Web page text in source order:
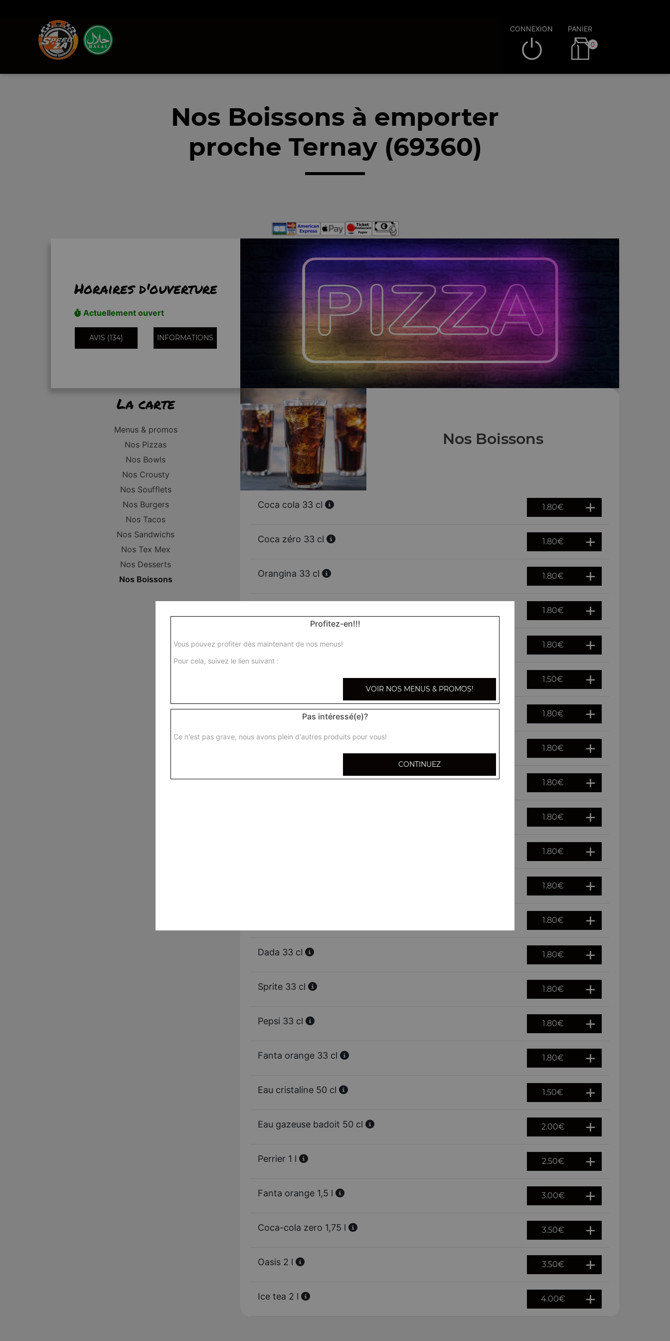
CONNEXION PANIER
0
Nos Boissons à emporter
proche Ternay (69360)
Horaires d'ouverture
Actuellement ouvert
AVIS (134) INFORMATIONS
La carte
Menus & promos
Nos Pizzas
Nos Bowls
Nos Crousty
Nos Soufflets
Nos Burgers
Nos Tacos
Nos Sandwichs
Nos Tex Mex
Nos Desserts
Nos Boissons
Nos Boissons
Coca cola 33 cl 1.80€
Coca zéro 33 cl 1.80€
Orangina 33 cl 1.80€
1.80€
Oasis tropical 33 cl 1.80€
1.50€
7up 33 cl 1.80€
1.80€
Oasis pomme cassis 33 cl 1.80€
1.80€
1.80€
1.80€
1.80€
Dada 33 cl 1.80€
Sprite 33 cl 1.80€
Pepsi 33 cl 1.80€
Fanta orange 33 cl 1.80€
Eau cristaline 50 cl 1.50€
Eau gazeuse badoit 50 cl 2.00€
Perrier 1 l 2.50€
Fanta orange 1,5 l 3.00€
Coca-cola zero 1,75 l 3.50€
Oasis 2 l 3.50€
Ice tea 2 l 4.00€
Profitez-en!!!
Vous pouvez profiter dès maintenant de nos menus!
Pour cela, suivez le lien suivant :
VOIR NOS MENUS & PROMOS!
Pas intéressé(e)?
Ce n'est pas grave, nous avons plein d'autres produits pour vous!
CONTINUEZ